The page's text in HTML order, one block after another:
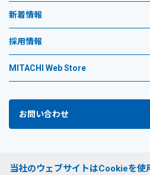
新着情報
採用情報
MITACHI Web Store
お問い合わせ
当社のウェブサイトはCookieを使